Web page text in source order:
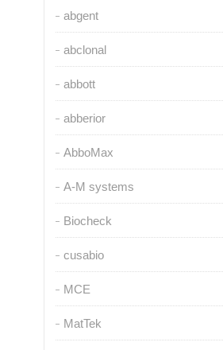
abgent
abclonal
abbott
abberior
AbboMax
A-M systems
Biocheck
cusabio
MCE
MatTek